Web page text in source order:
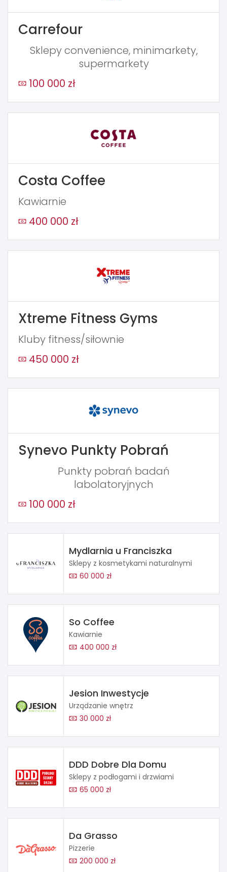
Carrefour
Sklepy convenience, minimarkety,
supermarkety
100 000 zł
Costa Coffee
Kawiarnie
400 000 zł
Xtreme Fitness Gyms
Kluby fitness/siłownie
450 000 zł
Synevo Punkty Pobrań
Punkty pobrań badań
labolatoryjnych
100 000 zł
Mydlarnia u Franciszka
Sklepy z kosmetykami naturalnymi
60 000 zł
So Coffee
Kawiarnie
400 000 zł
Jesion Inwestycje
Urządzanie wnętrz
30 000 zł
DDD Dobre Dla Domu
Sklepy z podłogami i drzwiami
65 000 zł
Da Grasso
Pizzerie
200 000 zł